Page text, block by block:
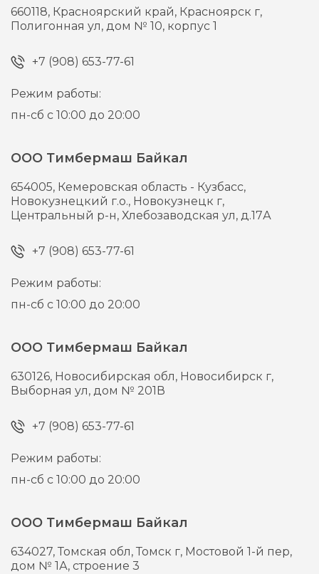
660118, Красноярский край, Красноярск г,
Полигонная ул, дом № 10, корпус 1
+7 (908) 653-77-61
Режим работы:
пн-сб с 10:00 до 20:00
ООО Тимбермаш Байкал
654005, Кемеровская область - Кузбасс,
Новокузнецкий г.о., Новокузнецк г,
Центральный р-н, Хлебозаводская ул, д.17А
+7 (908) 653-77-61
Режим работы:
пн-сб с 10:00 до 20:00
ООО Тимбермаш Байкал
630126, Новосибирская обл, Новосибирск г,
Выборная ул, дом № 201В
+7 (908) 653-77-61
Режим работы:
пн-сб с 10:00 до 20:00
ООО Тимбермаш Байкал
634027,Томская обл, Томск г, Мостовой 1-й пер,
дом № 1А, строение 3